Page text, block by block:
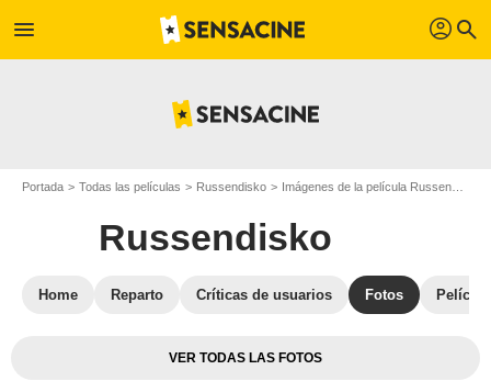
menu profil search
Portada Todas las películas Russendisko Imágenes de la película Russendisko
Russendisko
Home Reparto Críticas de usuarios Fotos
VER TODAS LAS FOTOS